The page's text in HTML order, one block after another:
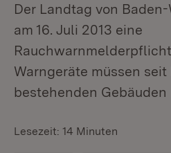
Der Landtag von
am 16. Juli 2013 eine
Warngeräte müssen seit
bestehenden
Lesezeit: 14 Minuten